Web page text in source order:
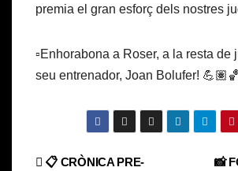
premia el gran esforç dels nostres
▫️Enhorabona a Roser, a la resta de
seu entrenador, Joan Bolufer! 💪🏽🏀
📸
📋 CRÒNICA PRE-